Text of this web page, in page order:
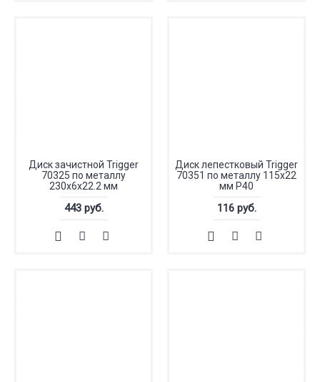
Диск зачистной Trigger
70325 по металлу
230х6х22.2 мм
443 руб.
Диск лепестковый Trigger
70351 по металлу 115х22
мм P40
116 руб.